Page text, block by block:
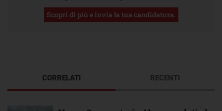
Scopri di più e invia la tua candidatura.
CORRELATI RECENTI